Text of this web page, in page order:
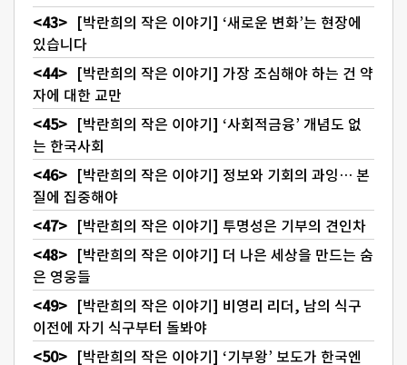
[박란희의 작은 이야기] ‘새로운 변화’는 현장에
있습니다
[박란희의 작은 이야기] 가장 조심해야 하는 건 약
자에 대한 교만
[박란희의 작은 이야기] ‘사회적금융’ 개념도 없
는 한국사회
[박란희의 작은 이야기] 정보와 기회의 과잉… 본
질에 집중해야
[박란희의 작은 이야기] 투명성은 기부의 견인차
[박란희의 작은 이야기] 더 나은 세상을 만드는 숨
은 영웅들
[박란희의 작은 이야기] 비영리 리더, 남의 식구
이전에 자기 식구부터 돌봐야
[박란희의 작은 이야기] ‘기부왕’ 보도가 한국엔